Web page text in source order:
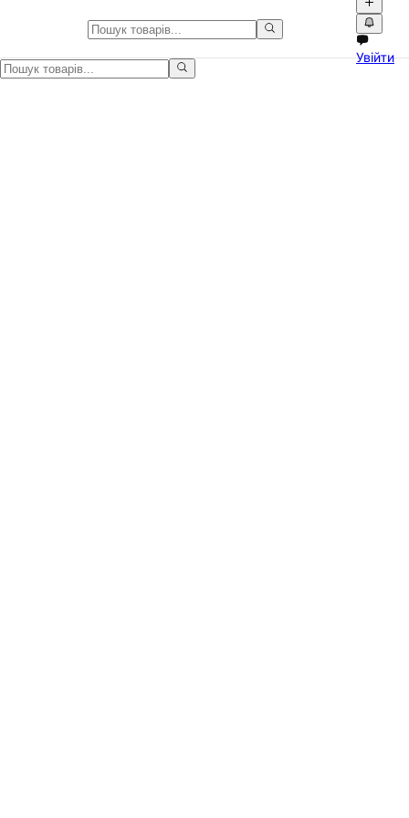
Лоток для котів XL
Великий сталевий лоток із кришкою — гігієнічний, довговічний
Увійти